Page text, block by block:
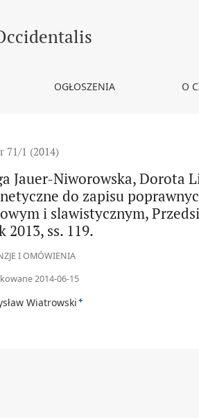
Lipiec, Izabela Więcek-
OGŁOSZENIA O
71/1 (2014)
Jauer-Niworowska, Dorota
do zapisu
i slawistycznym,
2013, ss. 119.
I OMÓWIENIA
2014-06-15
Wiatrowski +